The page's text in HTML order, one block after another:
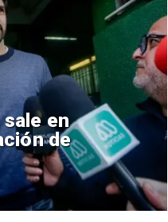
en
de